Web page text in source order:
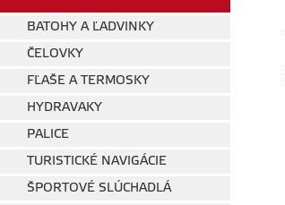
BATOHY A ĽADVINKY
ČELOVKY
FĽAŠE A TERMOSKY
HYDRAVAKY
PALICE
TURISTICKÉ NAVIGÁCIE
ŠPORTOVÉ SLÚCHADLÁ